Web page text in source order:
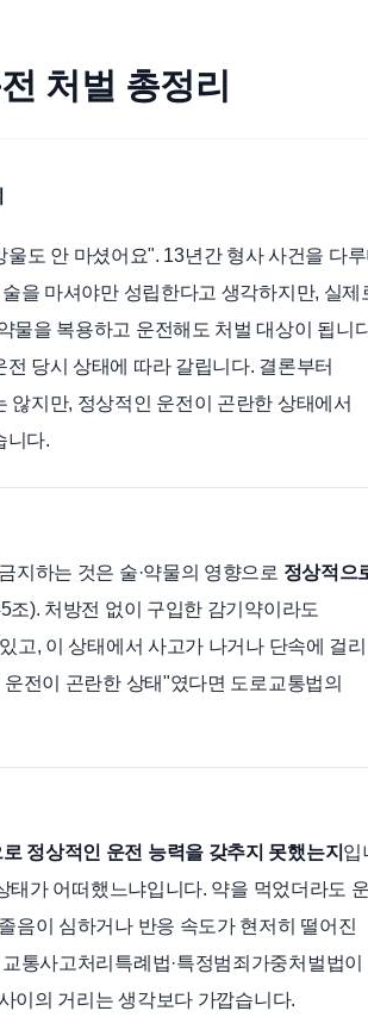
처벌 총정리
도 안 마셨어요". 13년간 형사 사건을 다루
을 마셔야만 성립한다고 생각하지만, 실제
물을 복용하고 운전해도 처벌 대상이 됩니
당시 상태에 따라 갈립니다. 결론부터
지만, 정상적인 운전이 곤란한 상태에서
니다.
지하는 것은 술·약물의 영향으로 정상적으
). 처방전 없이 구입한 감기약이라도
고, 이 상태에서 사고가 나거나 단속에 걸리
전이 곤란한 상태"였다면 도로교통법의
정상적인 운전 능력을 갖추지 못했는지 입
가 어떠했느냐입니다. 약을 먹었더라도
음이 심하거나 반응 속도가 현저히 떨어진
통사고처리특례법·특정범죄가중처벌법이
이의 거리는 생각보다 가깝습니다.